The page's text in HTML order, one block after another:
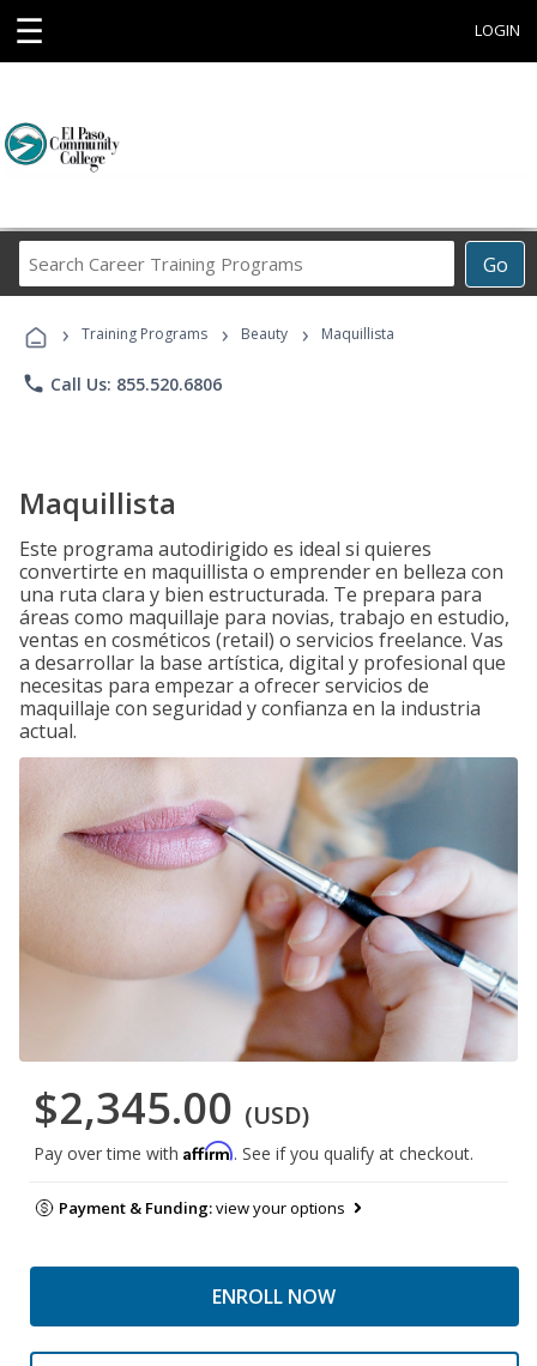
☰ LOGIN
Go
Career
Programs
› Training Programs › Beauty › Maquillista
phone Call Us: 855.520.6806
Maquillista
Este programa autodirigido es ideal si quieres
convertirte en maquillista o emprender en belleza con
una ruta clara y bien estructurada. Te prepara para
áreas como maquillaje para novias, trabajo en estudio,
ventas en cosméticos (retail) o servicios freelance. Vas
a desarrollar la base artística, digital y profesional que
necesitas para empezar a ofrecer servicios de
maquillaje con seguridad y confianza en la industria
actual.
$2,345.00 (USD)
Pay over time with Affirm. See if you qualify at checkout.
Payment & Funding:view your options
ENROLL NOW